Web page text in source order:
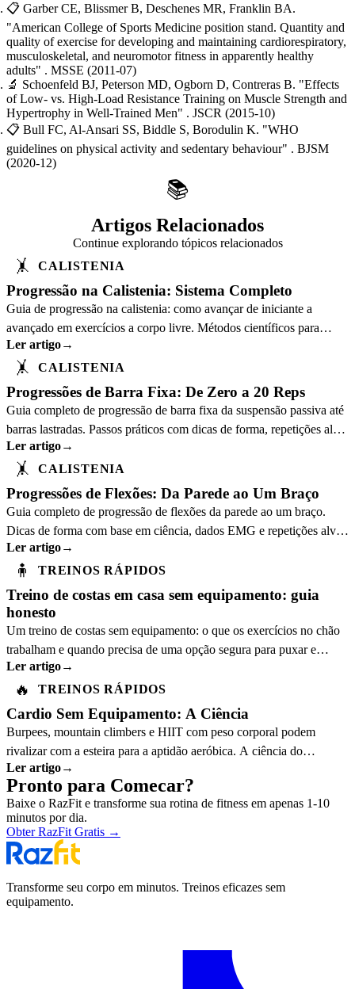
📋 Garber CE, Blissmer B, Deschenes MR, Franklin BA.
"American College of Sports Medicine position stand. Quantity and
quality of exercise for developing and maintaining cardiorespiratory,
musculoskeletal, and neuromotor fitness in apparently healthy
adults" . MSSE (2011-07)
🔬 Schoenfeld BJ, Peterson MD, Ogborn D, Contreras B. "Effects
of Low- vs. High-Load Resistance Training on Muscle Strength and
Hypertrophy in Well-Trained Men" . JSCR (2015-10)
📋 Bull FC, Al-Ansari SS, Biddle S, Borodulin K. "WHO
guidelines on physical activity and sedentary behaviour" . BJSM
(2020-12)
📚
Artigos Relacionados
Continue explorando tópicos relacionados
🤸 CALISTENIA
Progressão na Calistenia: Sistema Completo
Guia de progressão na calistenia: como avançar de iniciante a
avançado em exercícios a corpo livre. Métodos científicos para
desenvolvimento sistemático.
Ler artigo→
🤸 CALISTENIA
Progressões de Barra Fixa: De Zero a 20 Reps
Guia completo de progressão de barra fixa da suspensão passiva até
barras lastradas. Passos práticos com dicas de forma, repetições alvo
e cronograma por nível.
Ler artigo→
🤸 CALISTENIA
Progressões de Flexões: Da Parede ao Um Braço
Guia completo de progressão de flexões da parede ao um braço.
Dicas de forma com base em ciência, dados EMG e repetições alvo
para cada nível.
Ler artigo→
🧍 TREINOS RÁPIDOS
Treino de costas em casa sem equipamento: guia
honesto
Um treino de costas sem equipamento: o que os exercícios no chão
trabalham e quando precisa de uma opção segura para puxar e
continuar a progredir.
Ler artigo→
🔥 TREINOS RÁPIDOS
Cardio Sem Equipamento: A Ciência
Burpees, mountain climbers e HIIT com peso corporal podem
rivalizar com a esteira para a aptidão aeróbica. A ciência do
exercício explica o porquê.
Ler artigo→
Pronto para Comecar?
Baixe o RazFit e transforme sua rotina de fitness em apenas 1-10
minutos por dia.
Obter RazFit Gratis →
Transforme seu corpo em minutos. Treinos eficazes sem
equipamento.